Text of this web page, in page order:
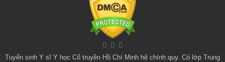
Tuyển sinh Y sĩ Y học Cổ truyền Hồ Chí Minh hệ chính quy. Có lớp Trung